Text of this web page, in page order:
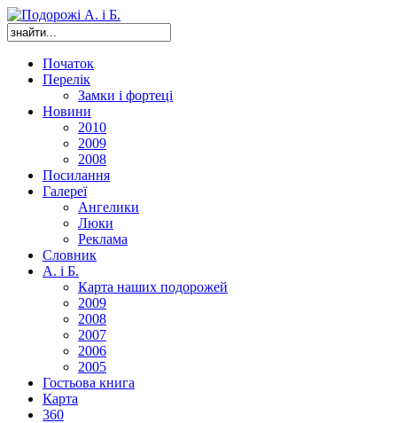
Початок
Перелік
Замки і фортеці
Новини
2010
2009
2008
Посилання
Галереї
Ангелики
Люки
Реклама
Словник
А. і Б.
Карта наших подорожей
2009
2008
2007
2006
2005
Гостьова книга
Карта
360